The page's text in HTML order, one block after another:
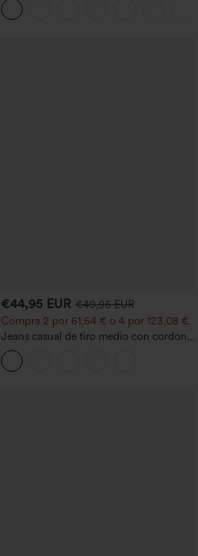
€44,95 EUR €49,95 EUR
Compra 2 por 61,54 € o 4 por 123,08 €.
Jeans casual de tiro medio con cordón y
bolsillos